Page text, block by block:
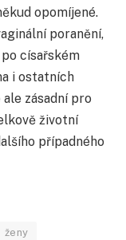
opomíjené.
poranění,
císařském
i ostatních
zásadní pro
životní
případného
ženy